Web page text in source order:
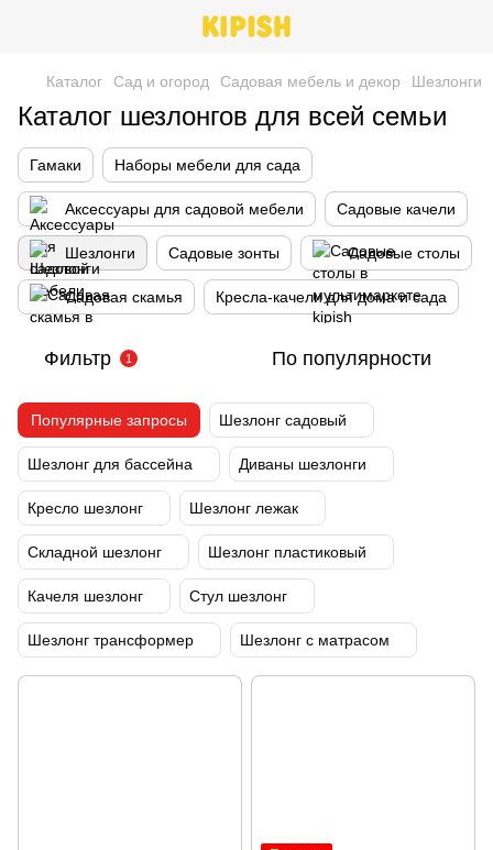
Каталог Сад и огород Cадовая мебель и декор Шезлонги
Каталог шезлонгов для всей семьи
Гамаки Наборы мебели для сада
Аксессуары для садовой мебели Садовые качели
Шезлонги Садовые зонты Садовые столы
Садовая скамья Кресла-качели для дома и сада
Фильтр 1 По популярности
Популярные запросы Шезлонг садовый
Шезлонг для бассейна Диваны шезлонги
Кресло шезлонг Шезлонг лежак
Складной шезлонг Шезлонг пластиковый
Качеля шезлонг Стул шезлонг
Шезлонг трансформер Шезлонг с матрасом